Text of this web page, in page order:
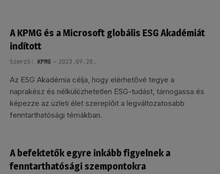
A KPMG és a Microsoft globális ESG Akadémiát
indított
Szerző: KPMG 2023.09.28.
Az ESG Akadémia célja, hogy elérhetővé tegye a
naprakész és nélkülözhetetlen ESG-tudást, támogassa és
képezze az üzleti élet szereplőit a legváltozatosabb
fenntarthatósági témákban.
A befektetők egyre inkább figyelnek a
fenntarthatósági szempontokra